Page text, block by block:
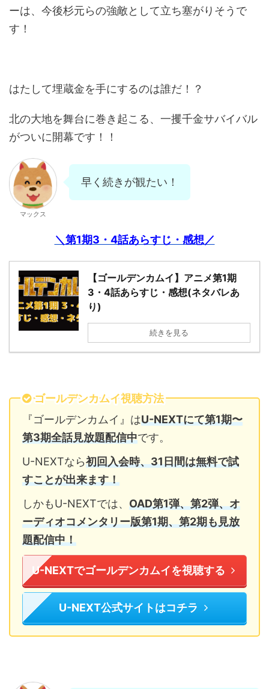
ーは、今後杉元らの強敵として立ち塞がりそうで
す！
はたして埋蔵金を手にするのは誰だ！？
北の大地を舞台に巻き起こる、一攫千金サバイバル
がついに開幕です！！
マックス
早く続きが観たい！
＼第1期3・4話あらすじ・感想／
【ゴールデンカムイ】アニメ第1期
3・4話あらすじ・感想(ネタバレあ
り)
続きを見る
ゴールデンカムイ視聴方法
『ゴールデンカムイ』はU-NEXTにて第1期〜
第3期全話見放題配信中です。
U-NEXTなら初回入会時、31日間は無料で試
すことが出来ます！
しかもU-NEXTでは、 OAD第1弾、第2弾、オ
ーディオコメンタリー版第1期、第2期も見放
題配信中！
U-NEXTでゴールデンカムイを視聴する
U-NEXT公式サイトはコチラ